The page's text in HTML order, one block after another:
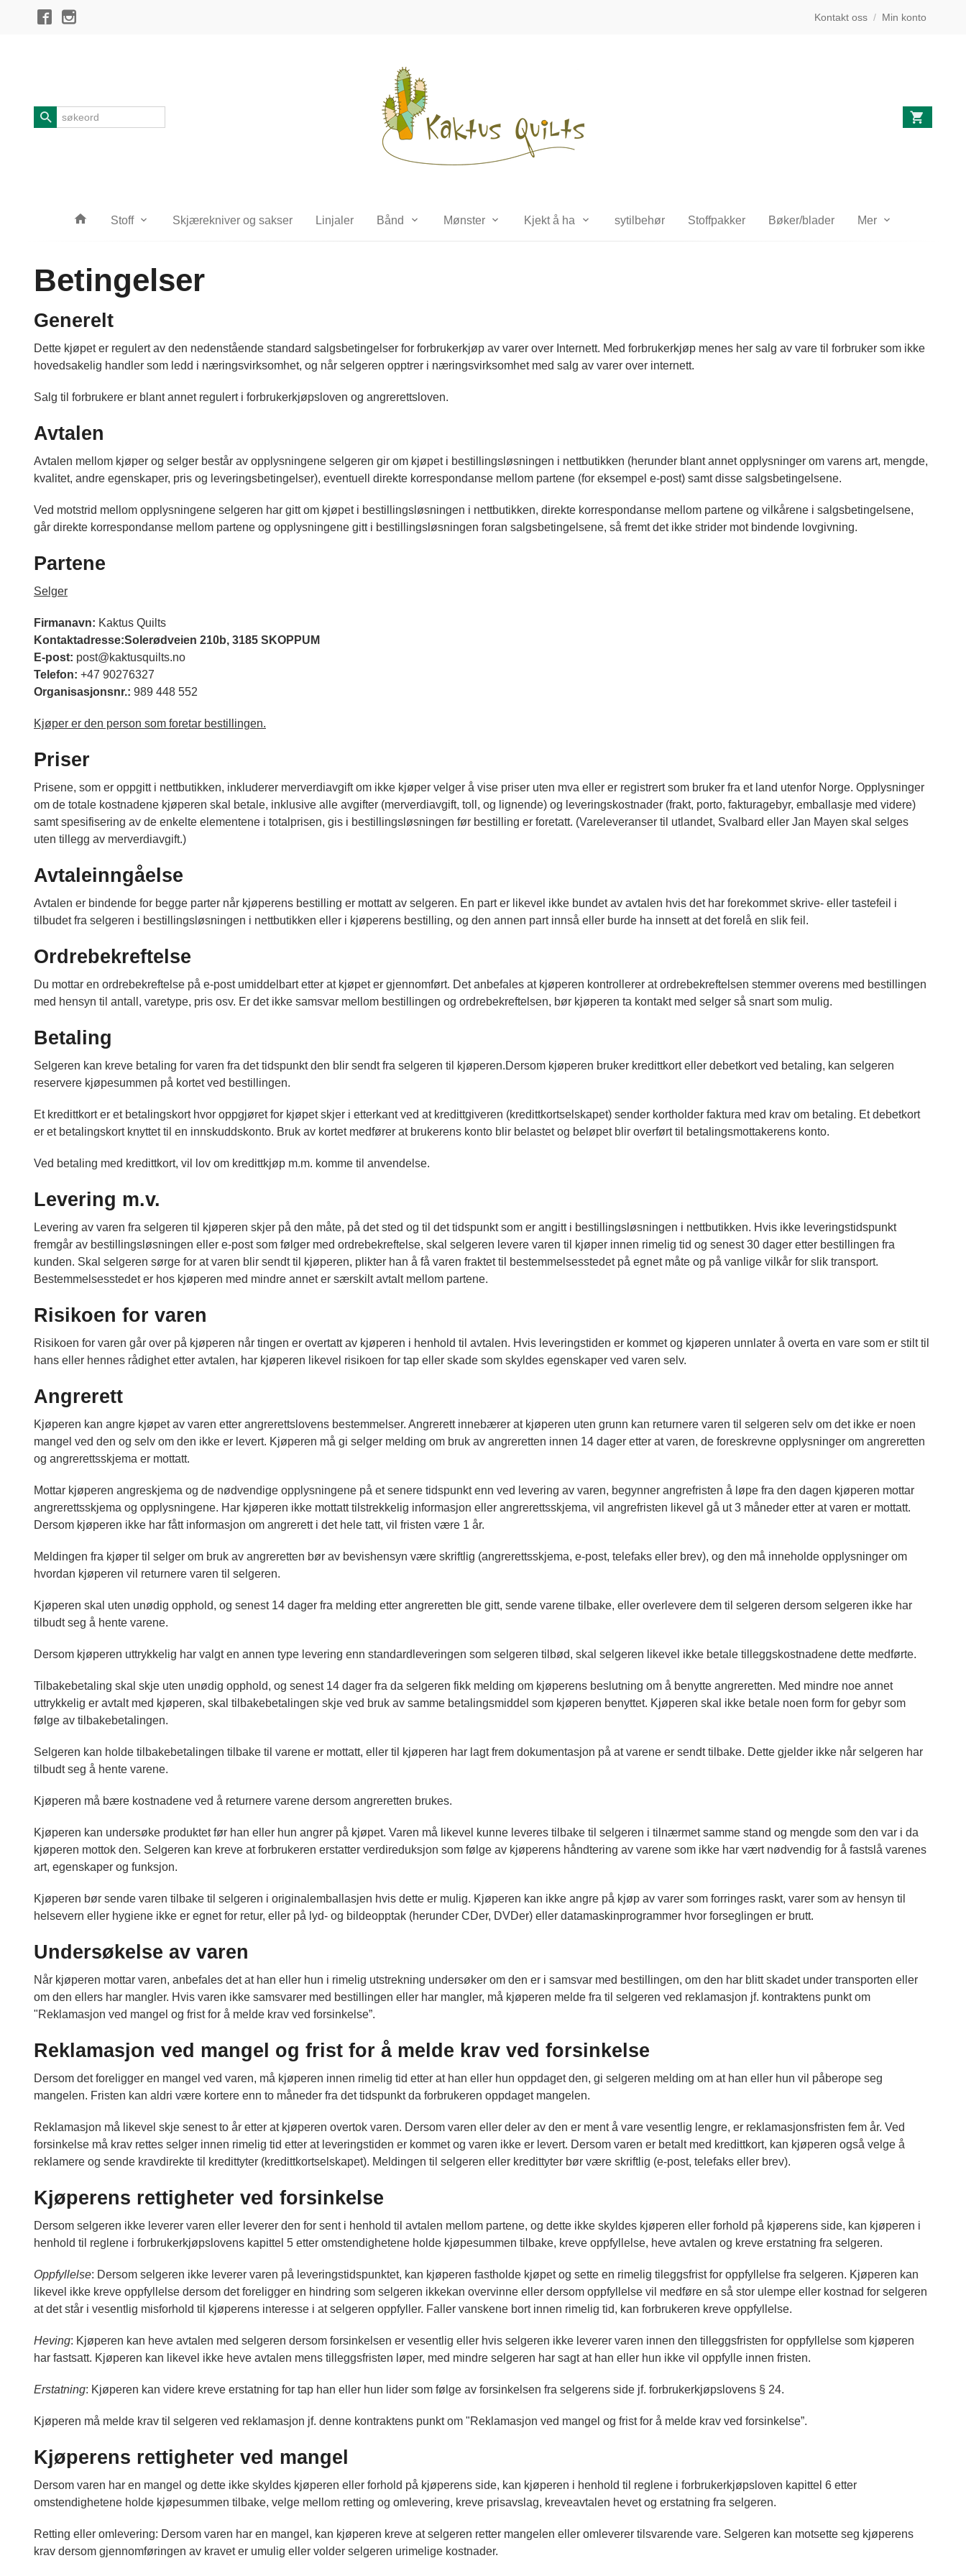
Kontakt oss / Min konto
Produkter
Stoff Skjærekniver og sakser Linjaler Bånd Mønster Kjekt å ha sytilbehør Stoffpakker Bøker/blader Mer
Betingelser
Generelt
Dette kjøpet er regulert av den nedenstående standard salgsbetingelser for forbrukerkjøp av varer over Internett. Med forbrukerkjøp menes her salg av vare til forbruker som ikke
hovedsakelig handler som ledd i næringsvirksomhet, og når selgeren opptrer i næringsvirksomhet med salg av varer over internett.
Salg til forbrukere er blant annet regulert i forbrukerkjøpsloven og angrerettsloven.
Avtalen
Avtalen mellom kjøper og selger består av opplysningene selgeren gir om kjøpet i bestillingsløsningen i nettbutikken (herunder blant annet opplysninger om varens art, mengde,
kvalitet, andre egenskaper, pris og leveringsbetingelser), eventuell direkte korrespondanse mellom partene (for eksempel e-post) samt disse salgsbetingelsene.
Ved motstrid mellom opplysningene selgeren har gitt om kjøpet i bestillingsløsningen i nettbutikken, direkte korrespondanse mellom partene og vilkårene i salgsbetingelsene,
går direkte korrespondanse mellom partene og opplysningene gitt i bestillingsløsningen foran salgsbetingelsene, så fremt det ikke strider mot bindende lovgivning.
Partene
Selger
Firmanavn: Kaktus Quilts
Kontaktadresse:Solerødveien 210b, 3185 SKOPPUM
E-post: post@kaktusquilts.no
Telefon: +47 90276327
Organisasjonsnr.: 989 448 552
Kjøper er den person som foretar bestillingen.
Priser
Prisene, som er oppgitt i nettbutikken, inkluderer merverdiavgift om ikke kjøper velger å vise priser uten mva eller er registrert som bruker fra et land utenfor Norge. Opplysninger
om de totale kostnadene kjøperen skal betale, inklusive alle avgifter (merverdiavgift, toll, og lignende) og leveringskostnader (frakt, porto, fakturagebyr, emballasje med videre)
samt spesifisering av de enkelte elementene i totalprisen, gis i bestillingsløsningen før bestilling er foretatt. (Vareleveranser til utlandet, Svalbard eller Jan Mayen skal selges
uten tillegg av merverdiavgift.)
Avtaleinngåelse
Avtalen er bindende for begge parter når kjøperens bestilling er mottatt av selgeren. En part er likevel ikke bundet av avtalen hvis det har forekommet skrive- eller tastefeil i
tilbudet fra selgeren i bestillingsløsningen i nettbutikken eller i kjøperens bestilling, og den annen part innså eller burde ha innsett at det forelå en slik feil.
Ordrebekreftelse
Du mottar en ordrebekreftelse på e-post umiddelbart etter at kjøpet er gjennomført. Det anbefales at kjøperen kontrollerer at ordrebekreftelsen stemmer overens med bestillingen
med hensyn til antall, varetype, pris osv. Er det ikke samsvar mellom bestillingen og ordrebekreftelsen, bør kjøperen ta kontakt med selger så snart som mulig.
Betaling
Selgeren kan kreve betaling for varen fra det tidspunkt den blir sendt fra selgeren til kjøperen.Dersom kjøperen bruker kredittkort eller debetkort ved betaling, kan selgeren
reservere kjøpesummen på kortet ved bestillingen.
Et kredittkort er et betalingskort hvor oppgjøret for kjøpet skjer i etterkant ved at kredittgiveren (kredittkortselskapet) sender kortholder faktura med krav om betaling. Et debetkort
er et betalingskort knyttet til en innskuddskonto. Bruk av kortet medfører at brukerens konto blir belastet og beløpet blir overført til betalingsmottakerens konto.
Ved betaling med kredittkort, vil lov om kredittkjøp m.m. komme til anvendelse.
Levering m.v.
Levering av varen fra selgeren til kjøperen skjer på den måte, på det sted og til det tidspunkt som er angitt i bestillingsløsningen i nettbutikken. Hvis ikke leveringstidspunkt
fremgår av bestillingsløsningen eller e-post som følger med ordrebekreftelse, skal selgeren levere varen til kjøper innen rimelig tid og senest 30 dager etter bestillingen fra
kunden. Skal selgeren sørge for at varen blir sendt til kjøperen, plikter han å få varen fraktet til bestemmelsesstedet på egnet måte og på vanlige vilkår for slik transport.
Bestemmelsesstedet er hos kjøperen med mindre annet er særskilt avtalt mellom partene.
Risikoen for varen
Risikoen for varen går over på kjøperen når tingen er overtatt av kjøperen i henhold til avtalen. Hvis leveringstiden er kommet og kjøperen unnlater å overta en vare som er stilt til
hans eller hennes rådighet etter avtalen, har kjøperen likevel risikoen for tap eller skade som skyldes egenskaper ved varen selv.
Angrerett
Kjøperen kan angre kjøpet av varen etter angrerettslovens bestemmelser. Angrerett innebærer at kjøperen uten grunn kan returnere varen til selgeren selv om det ikke er noen
mangel ved den og selv om den ikke er levert. Kjøperen må gi selger melding om bruk av angreretten innen 14 dager etter at varen, de foreskrevne opplysninger om angreretten
og angrerettsskjema er mottatt.
Mottar kjøperen angreskjema og de nødvendige opplysningene på et senere tidspunkt enn ved levering av varen, begynner angrefristen å løpe fra den dagen kjøperen mottar
angrerettsskjema og opplysningene. Har kjøperen ikke mottatt tilstrekkelig informasjon eller angrerettsskjema, vil angrefristen likevel gå ut 3 måneder etter at varen er mottatt.
Dersom kjøperen ikke har fått informasjon om angrerett i det hele tatt, vil fristen være 1 år.
Meldingen fra kjøper til selger om bruk av angreretten bør av bevishensyn være skriftlig (angrerettsskjema, e-post, telefaks eller brev), og den må inneholde opplysninger om
hvordan kjøperen vil returnere varen til selgeren.
Kjøperen skal uten unødig opphold, og senest 14 dager fra melding etter angreretten ble gitt, sende varene tilbake, eller overlevere dem til selgeren dersom selgeren ikke har
tilbudt seg å hente varene.
Dersom kjøperen uttrykkelig har valgt en annen type levering enn standardleveringen som selgeren tilbød, skal selgeren likevel ikke betale tilleggskostnadene dette medførte.
Tilbakebetaling skal skje uten unødig opphold, og senest 14 dager fra da selgeren fikk melding om kjøperens beslutning om å benytte angreretten. Med mindre noe annet
uttrykkelig er avtalt med kjøperen, skal tilbakebetalingen skje ved bruk av samme betalingsmiddel som kjøperen benyttet. Kjøperen skal ikke betale noen form for gebyr som
følge av tilbakebetalingen.
Selgeren kan holde tilbakebetalingen tilbake til varene er mottatt, eller til kjøperen har lagt frem dokumentasjon på at varene er sendt tilbake. Dette gjelder ikke når selgeren har
tilbudt seg å hente varene.
Kjøperen må bære kostnadene ved å returnere varene dersom angreretten brukes.
Kjøperen kan undersøke produktet før han eller hun angrer på kjøpet. Varen må likevel kunne leveres tilbake til selgeren i tilnærmet samme stand og mengde som den var i da
kjøperen mottok den. Selgeren kan kreve at forbrukeren erstatter verdireduksjon som følge av kjøperens håndtering av varene som ikke har vært nødvendig for å fastslå varenes
art, egenskaper og funksjon.
Kjøperen bør sende varen tilbake til selgeren i originalemballasjen hvis dette er mulig. Kjøperen kan ikke angre på kjøp av varer som forringes raskt, varer som av hensyn til
helsevern eller hygiene ikke er egnet for retur, eller på lyd- og bildeopptak (herunder CDer, DVDer) eller datamaskinprogrammer hvor forseglingen er brutt.
Undersøkelse av varen
Når kjøperen mottar varen, anbefales det at han eller hun i rimelig utstrekning undersøker om den er i samsvar med bestillingen, om den har blitt skadet under transporten eller
om den ellers har mangler. Hvis varen ikke samsvarer med bestillingen eller har mangler, må kjøperen melde fra til selgeren ved reklamasjon jf. kontraktens punkt om
"Reklamasjon ved mangel og frist for å melde krav ved forsinkelse”.
Reklamasjon ved mangel og frist for å melde krav ved forsinkelse
Dersom det foreligger en mangel ved varen, må kjøperen innen rimelig tid etter at han eller hun oppdaget den, gi selgeren melding om at han eller hun vil påberope seg
mangelen. Fristen kan aldri være kortere enn to måneder fra det tidspunkt da forbrukeren oppdaget mangelen.
Reklamasjon må likevel skje senest to år etter at kjøperen overtok varen. Dersom varen eller deler av den er ment å vare vesentlig lengre, er reklamasjonsfristen fem år. Ved
forsinkelse må krav rettes selger innen rimelig tid etter at leveringstiden er kommet og varen ikke er levert. Dersom varen er betalt med kredittkort, kan kjøperen også velge å
reklamere og sende kravdirekte til kredittyter (kredittkortselskapet). Meldingen til selgeren eller kredittyter bør være skriftlig (e-post, telefaks eller brev).
Kjøperens rettigheter ved forsinkelse
Dersom selgeren ikke leverer varen eller leverer den for sent i henhold til avtalen mellom partene, og dette ikke skyldes kjøperen eller forhold på kjøperens side, kan kjøperen i
henhold til reglene i forbrukerkjøpslovens kapittel 5 etter omstendighetene holde kjøpesummen tilbake, kreve oppfyllelse, heve avtalen og kreve erstatning fra selgeren.
Oppfyllelse: Dersom selgeren ikke leverer varen på leveringstidspunktet, kan kjøperen fastholde kjøpet og sette en rimelig tileggsfrist for oppfyllelse fra selgeren. Kjøperen kan
likevel ikke kreve oppfyllelse dersom det foreligger en hindring som selgeren ikkekan overvinne eller dersom oppfyllelse vil medføre en så stor ulempe eller kostnad for selgeren
at det står i vesentlig misforhold til kjøperens interesse i at selgeren oppfyller. Faller vanskene bort innen rimelig tid, kan forbrukeren kreve oppfyllelse.
Heving: Kjøperen kan heve avtalen med selgeren dersom forsinkelsen er vesentlig eller hvis selgeren ikke leverer varen innen den tilleggsfristen for oppfyllelse som kjøperen
har fastsatt. Kjøperen kan likevel ikke heve avtalen mens tilleggsfristen løper, med mindre selgeren har sagt at han eller hun ikke vil oppfylle innen fristen.
Erstatning: Kjøperen kan videre kreve erstatning for tap han eller hun lider som følge av forsinkelsen fra selgerens side jf. forbrukerkjøpslovens § 24.
Kjøperen må melde krav til selgeren ved reklamasjon jf. denne kontraktens punkt om "Reklamasjon ved mangel og frist for å melde krav ved forsinkelse”.
Kjøperens rettigheter ved mangel
Dersom varen har en mangel og dette ikke skyldes kjøperen eller forhold på kjøperens side, kan kjøperen i henhold til reglene i forbrukerkjøpsloven kapittel 6 etter
omstendighetene holde kjøpesummen tilbake, velge mellom retting og omlevering, kreve prisavslag, kreveavtalen hevet og erstatning fra selgeren.
Retting eller omlevering: Dersom varen har en mangel, kan kjøperen kreve at selgeren retter mangelen eller omleverer tilsvarende vare. Selgeren kan motsette seg kjøperens
krav dersom gjennomføringen av kravet er umulig eller volder selgeren urimelige kostnader.